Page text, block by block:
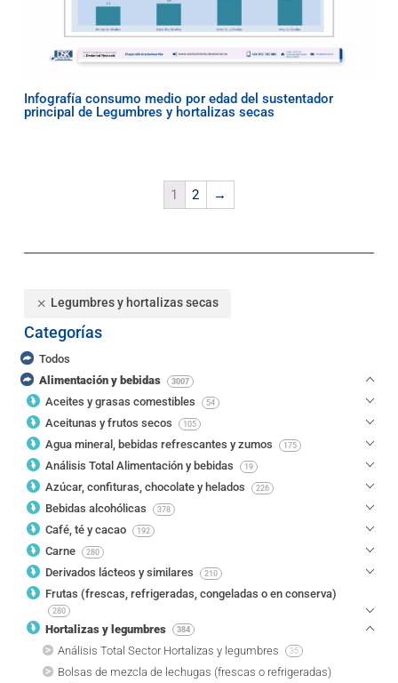
Infografía consumo medio por edad del sustentador
principal de Legumbres y hortalizas secas
1 2 →
Legumbres y hortalizas secas
Categorías
Todos
Alimentación y bebidas
3007
Aceites y grasas comestibles 54
Aceitunas y frutos secos 105
Agua mineral, bebidas refrescantes y zumos 175
Análisis Total Alimentación y bebidas 19
Azúcar, confituras, chocolate y helados 226
Bebidas alcohólicas 378
Café, té y cacao 192
Carne 280
Derivados lácteos y similares 210
Frutas (frescas, refrigeradas, congeladas o en conserva)
280
Hortalizas y legumbres 384
Análisis Total Sector Hortalizas y legumbres 35
Bolsas de mezcla de lechugas (frescas o refrigeradas)